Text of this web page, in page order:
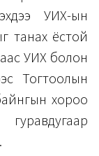
УИХ-ын
танах ёстой
УИХ болон
Тогтоолын
байнгын хороо